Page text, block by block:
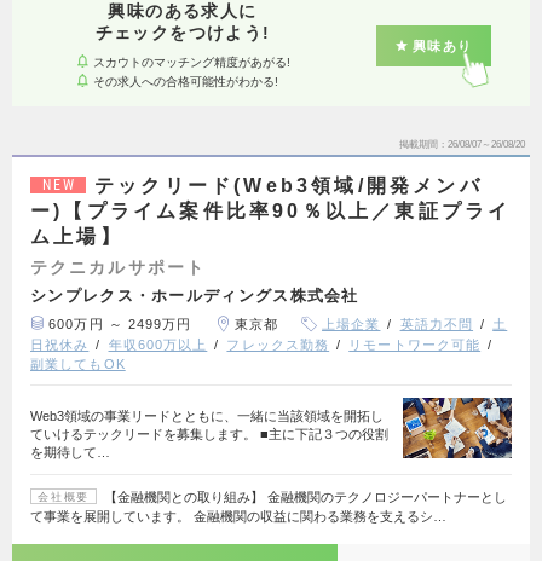
興味のある求人に
チェックをつけよう!
スカウトのマッチング精度があがる!
その求人への合格可能性がわかる!
興味あり
掲載期間 26/08/07～26/08/20
NEW
テックリード(Web3領域/開発メンバ
ー)【プライム案件比率90％以上／東証プライ
ム上場】
テクニカルサポート
シンプレクス・ホールディングス株式会社
600万円 ～ 2499万円 東京都 上場企業 英語力不問
土
日祝休み
年収600万以上 フレックス勤務
リモートワーク可能
副業してもOK
Web3領域の事業リードとともに、一緒に当該領域を開拓し
ていけるテックリードを募集します。 ■主に下記３つの役割
を期待して…
会社概要
【金融機関との取り組み】 金融機関のテクノロジーパートナーとし
て事業を展開しています。 金融機関の収益に関わる業務を支えるシ…